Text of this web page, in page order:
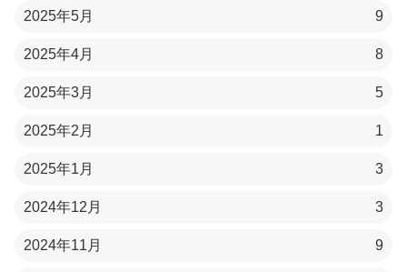
2025年5月 9
2025年4月 8
2025年3月 5
2025年2月 1
2025年1月 3
2024年12月 3
2024年11月 9